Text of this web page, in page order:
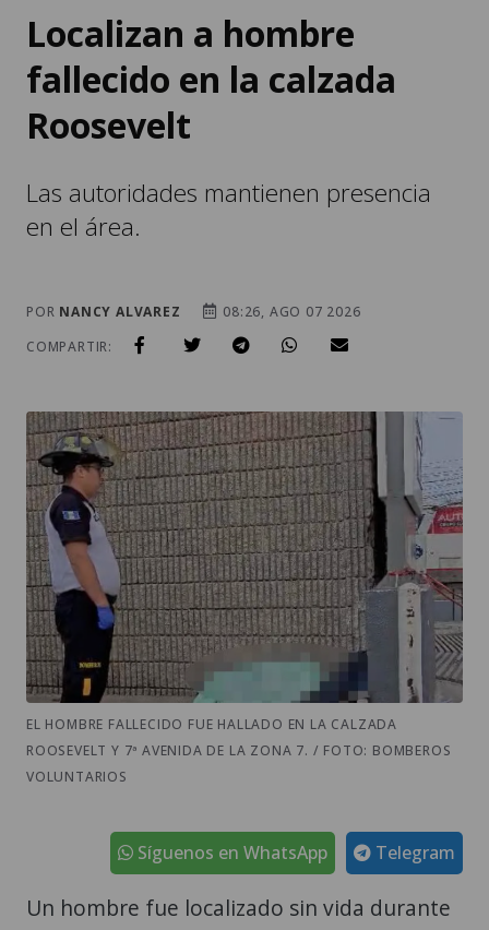
Localizan a hombre
fallecido en la calzada
Roosevelt
Las autoridades mantienen presencia
en el área.
POR NANCY ALVAREZ
08:26, AGO 07 2026
COMPARTIR:
EL HOMBRE FALLECIDO FUE HALLADO EN LA CALZADA
ROOSEVELT Y 7ª AVENIDA DE LA ZONA 7. / FOTO: BOMBEROS
VOLUNTARIOS
Telegram
Síguenos en WhatsApp
Un hombre fue localizado sin vida durante